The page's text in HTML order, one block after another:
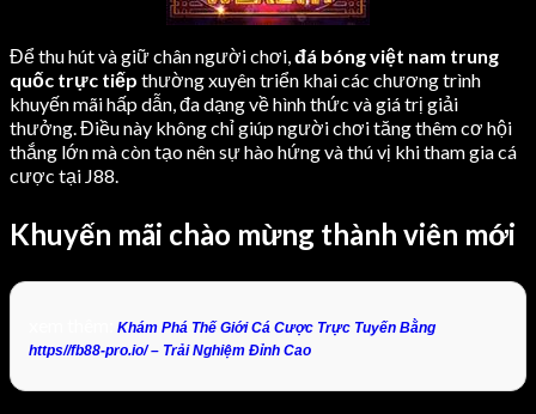
Để thu hút và giữ chân người chơi,đá bóng việt nam trung
quốc trực tiếp thường xuyên triển khai các chương trình
khuyến mãi hấp dẫn, đa dạng về hình thức và giá trị giải
thưởng. Điều này không chỉ giúp người chơi tăng thêm cơ hội
thắng lớn mà còn tạo nên sự hào hứng và thú vị khi tham gia cá
cược tại J88.
Khuyến mãi chào mừng thành viên mới
Khám Phá Thế Giới Cá Cược Trực Tuyến Bằng
https//fb88-pro.io/ – Trải Nghiệm Đỉnh Cao